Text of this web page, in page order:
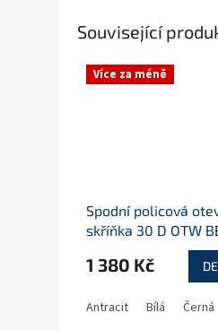
Související
Více za méně
Spodní policová
skříňka 30 D OTW
1 380 Kč
Antracit Bílá Černá